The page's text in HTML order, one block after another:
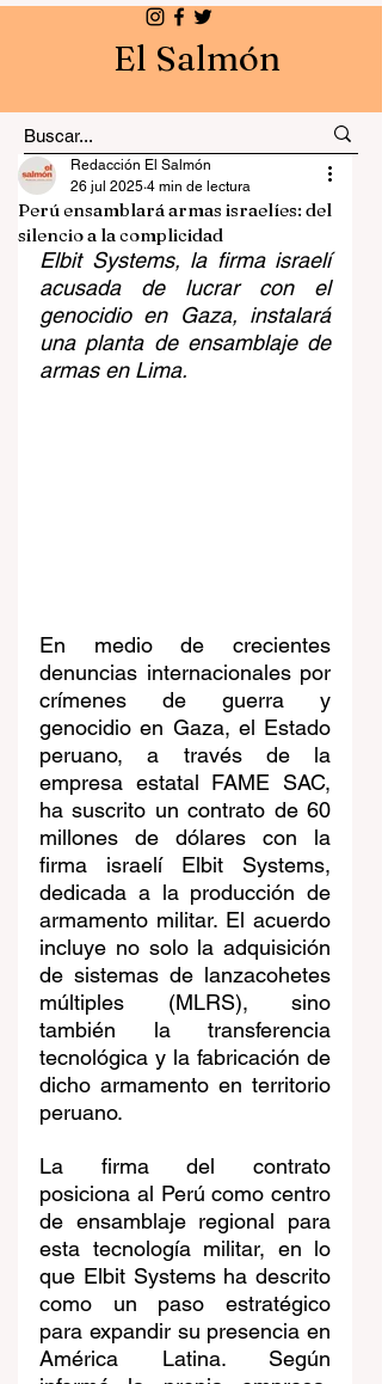
El Salmón
Perú ensamblará armas israelíes: del
silencio a la complicidad
Redacción El Salmón
26 jul 2025 4 min de lectura
Elbit Systems, la firma israelí
acusada de lucrar con el
genocidio en Gaza, instalará
una planta de ensamblaje de
armas en Lima.
En medio de crecientes
denuncias internacionales por
crímenes de guerra y
genocidio en Gaza, el Estado
peruano, a través de la
empresa estatal FAME SAC,
ha suscrito un contrato de 60
millones de dólares con la
firma israelí Elbit Systems,
dedicada a la producción de
armamento militar. El acuerdo
incluye no solo la adquisición
de sistemas de lanzacohetes
múltiples (MLRS), sino
también la transferencia
tecnológica y la fabricación de
dicho armamento en territorio
peruano.
La firma del contrato
posiciona al Perú como centro
de ensamblaje regional para
esta tecnología militar, en lo
que Elbit Systems ha descrito
como un paso estratégico
para expandir su presencia en
América Latina. Según